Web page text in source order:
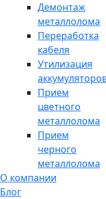
Демонтаж
металлолома
Переработка
кабеля
Утилизация
Прием
цветного
металлолома
Прием
черного
металлолома
О компании
Блог